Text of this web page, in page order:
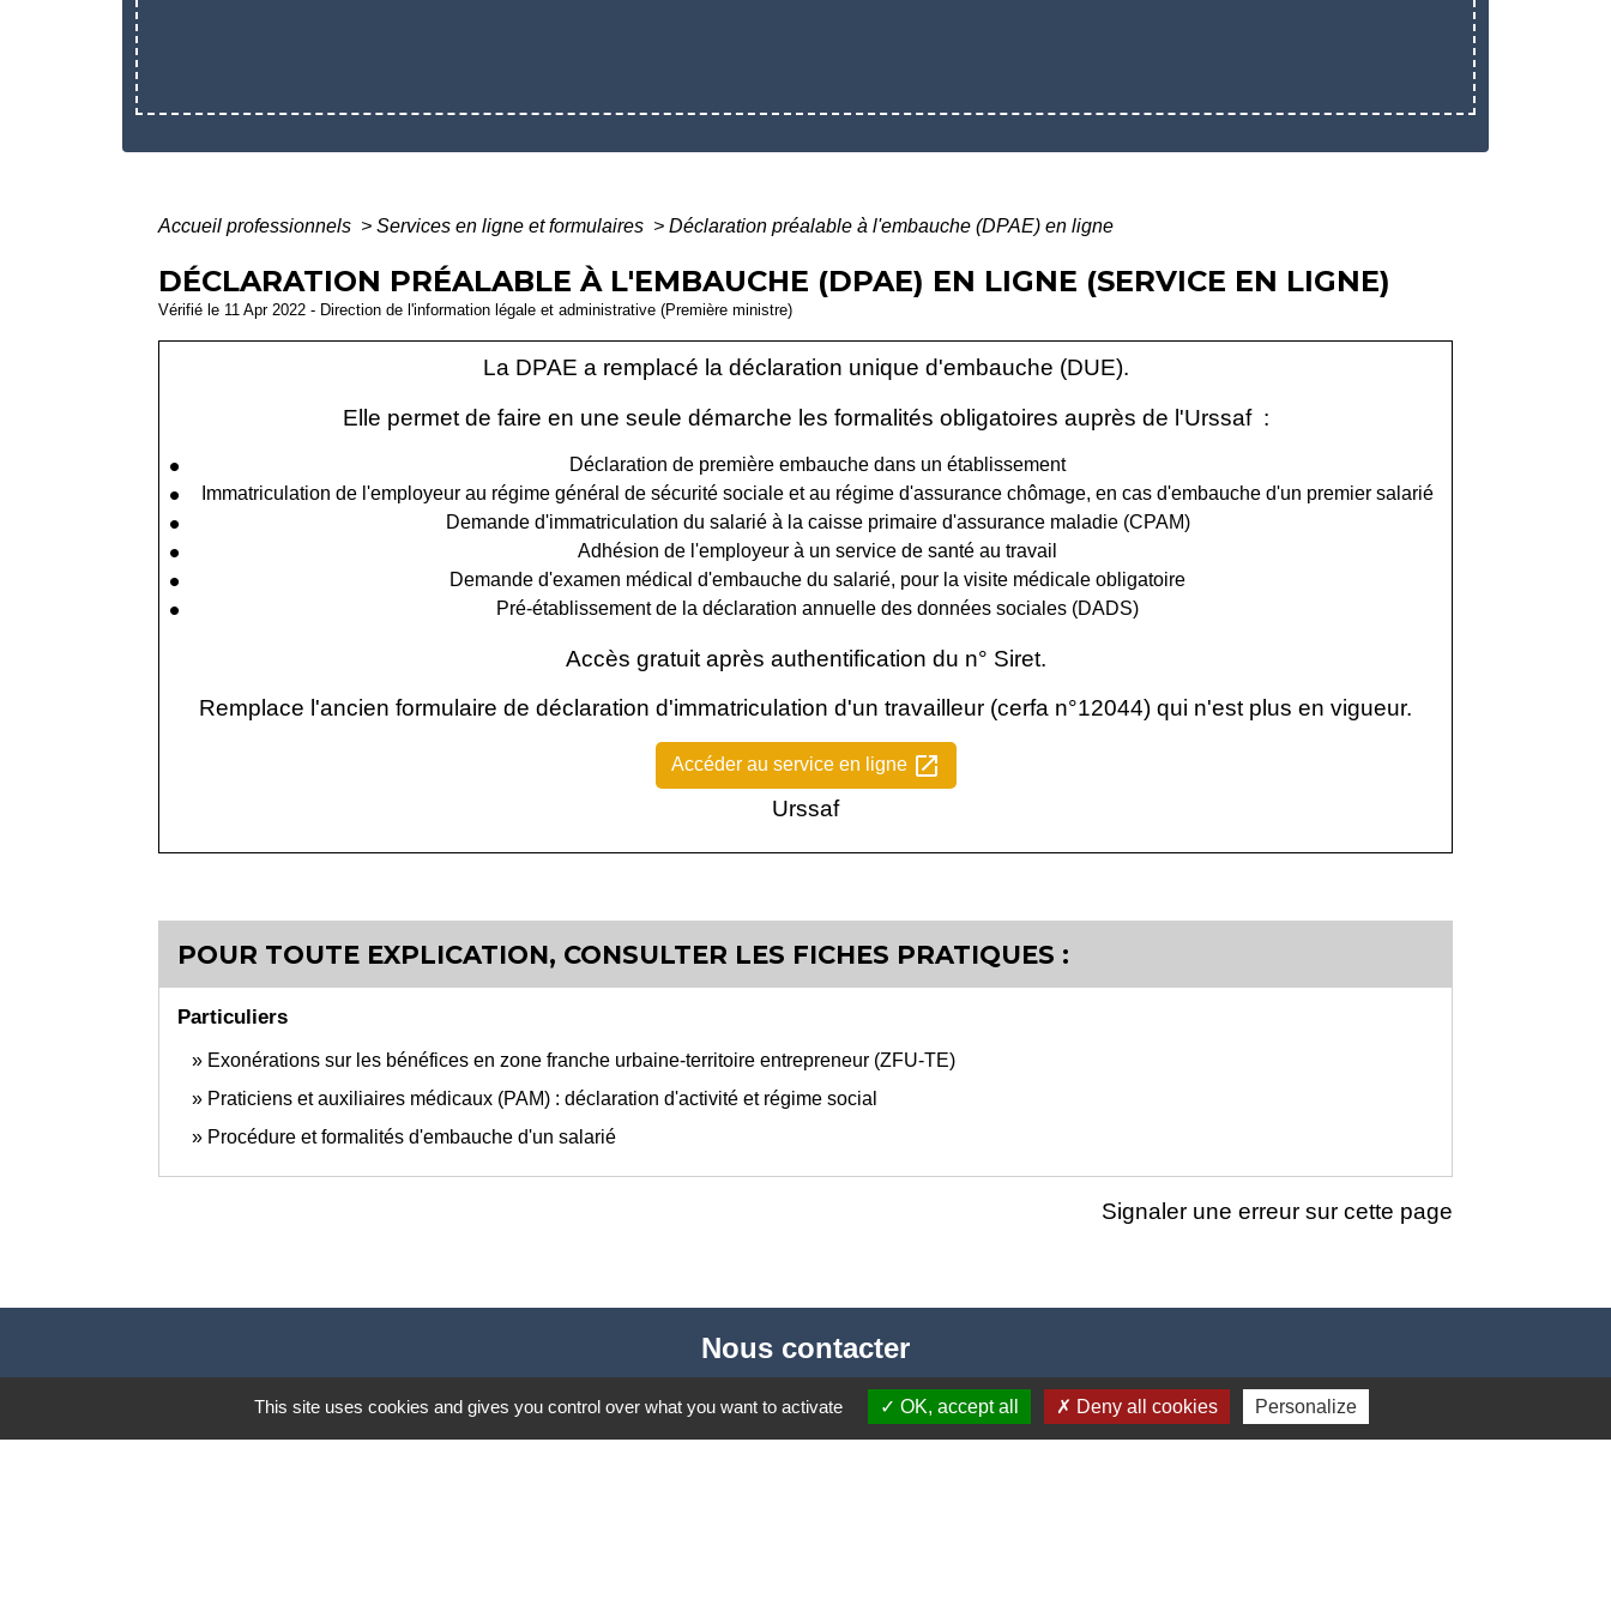
Accueil professionnels > Services en ligne et formulaires > Déclaration préalable à l'embauche (DPAE) en ligne
DÉCLARATION PRÉALABLE À L'EMBAUCHE (DPAE) EN LIGNE (SERVICE EN LIGNE)
Vérifié le 11 Apr 2022 - Direction de l'information légale et administrative (Première ministre)
La DPAE a remplacé la déclaration unique d'embauche (DUE).
Elle permet de faire en une seule démarche les formalités obligatoires auprès de l'Urssaf :
Déclaration de première embauche dans un établissement
Immatriculation de l'employeur au régime général de sécurité sociale et au régime d'assurance chômage, en cas d'embauche d'un premier salarié
Demande d'immatriculation du salarié à la caisse primaire d'assurance maladie (CPAM)
Adhésion de l'employeur à un service de santé au travail
Demande d'examen médical d'embauche du salarié, pour la visite médicale obligatoire
Pré-établissement de la déclaration annuelle des données sociales (DADS)
Accès gratuit après authentification du n° Siret.
Remplace l'ancien formulaire de déclaration d'immatriculation d'un travailleur (cerfa n°12044) qui n'est plus en vigueur.
Accéder au service en ligne open_in_new
Urssaf
POUR TOUTE EXPLICATION, CONSULTER LES FICHES PRATIQUES :
Particuliers
Exonérations sur les bénéfices en zone franche urbaine-territoire entrepreneur (ZFU-TE)
Praticiens et auxiliaires médicaux (PAM) : déclaration d'activité et régime social
Procédure et formalités d'embauche d'un salarié
Signaler une erreur sur cette page
Nous contacter
Commune de Puylaurens
1 rue de la Mairie
This site uses cookies and gives you control over what you want to activate OK, accept all Deny all cookies Personalize